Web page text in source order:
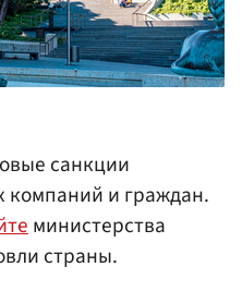
санкции
компаний и граждан.
министерства
страны.